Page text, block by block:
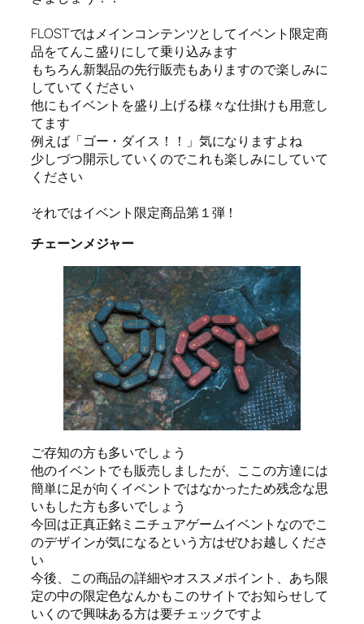
FLOSTではメインコンテンツとしてイベント限定商
品をてんこ盛りにして乗り込みます
もちろん新製品の先行販売もありますので楽しみに
していてください
他にもイベントを盛り上げる様々な仕掛けも用意し
てます
例えば「ゴー・ダイス！！」気になりますよね
少しづつ開示していくのでこれも楽しみにしていて
ください
それではイベント限定商品第１弾！
チェーンメジャー
ご存知の方も多いでしょう
他のイベントでも販売しましたが、ここの方達には
簡単に足が向くイベントではなかったため残念な思
いもした方も多いでしょう
今回は正真正銘ミニチュアゲームイベントなのでこ
のデザインが気になるという方はぜひお越しくださ
い
今後、この商品の詳細やオススメポイント、あち限
定の中の限定色なんかもこのサイトでお知らせして
いくので興味ある方は要チェックですよ